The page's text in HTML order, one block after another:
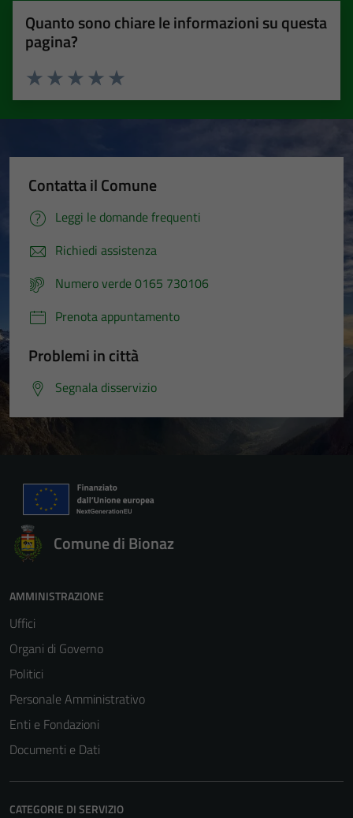
Quanto sono chiare le informazioni su questa
pagina?
Valuta 5 stelle su 5
Valuta 4 stelle su 5
Valuta 3 stelle su 5
Valuta 2 stelle su 5
Valuta 1 stelle su 5
Contatta il Comune
Leggi le domande frequenti
Richiedi assistenza
Numero verde 0165 730106
Prenota appuntamento
Problemi in città
Segnala disservizio
Comune di Bionaz
AMMINISTRAZIONE
Uffici
Organi di Governo
Politici
Personale Amministrativo
Enti e Fondazioni
Documenti e Dati
CATEGORIE DI SERVIZIO